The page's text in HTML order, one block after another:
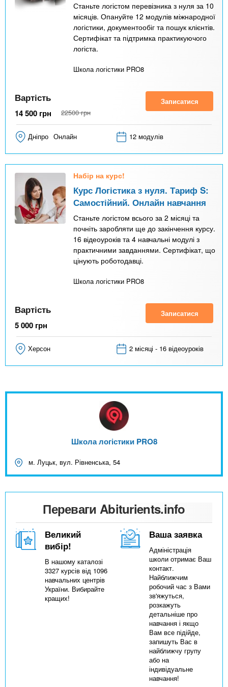
Станьте логістом перевізника з нуля за 10
місяців. Опануйте 12 модулів міжнародної
логістики, документообіг та пошук клієнтів.
Сертифікат та підтримка практикуючого
логіста.
Школа логістики PRO8
Вартість
14 500 грн 22500 грн
Записатися
Дніпро Онлайн 12 модулів
Набір на курс!
Курс Логістика з нуля. Тариф S:
Самостійний. Онлайн навчання
Станьте логістом всього за 2 місяці та
почніть заробляти ще до закінчення курсу.
16 відеоуроків та 4 навчальні модулі з
практичними завданнями. Сертифікат, що
цінують роботодавці.
Школа логістики PRO8
Вартість
5 000 грн
Записатися
Херсон 2 місяці - 16 відеоуроків
Школа логістики PRO8
м. Луцьк, вул. Рівненська, 54
Переваги Abiturients.info
Великий
вибір!
В нашому каталозі
3327 курсів від 1096
навчальних центрів
України. Вибирайте
кращих!
Ваша заявка
Адміністрація
школи отримає Ваш
контакт.
Найближчим
робочий час з Вами
зв'яжуться,
розкажуть
детальніше про
навчання і якщо
Вам все підійде,
запишуть Вас в
найближчу групу
або на
індивідуальне
навчання!